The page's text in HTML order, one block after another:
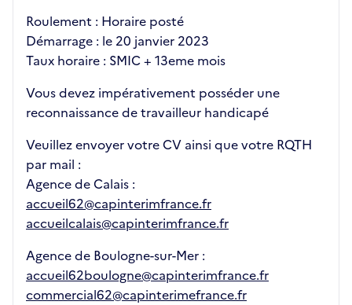
Roulement : Horaire posté
Démarrage : le 20 janvier 2023
Taux horaire : SMIC + 13eme mois
Vous devez impérativement posséder une
reconnaissance de travailleur handicapé
Veuillez envoyer votre CV ainsi que votre RQTH
par mail :
Agence de Calais :
accueil62@capinterimfrance.fr
accueilcalais@capinterimfrance.fr
Agence de Boulogne-sur-Mer :
accueil62boulogne@capinterimfrance.fr
commercial62@capinterimefrance.fr